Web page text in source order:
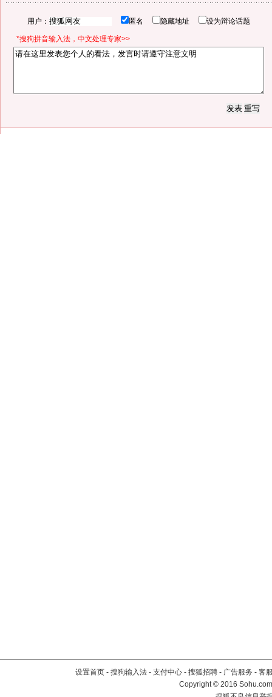
用户： 匿名 隐藏地址 设为辩论话题
*搜狗拼音输入法，中文处理专家>>
设置首页 - 搜狗输入法 - 支付中心 - 搜狐招聘 - 广告服务 - 客
Copyright©2016